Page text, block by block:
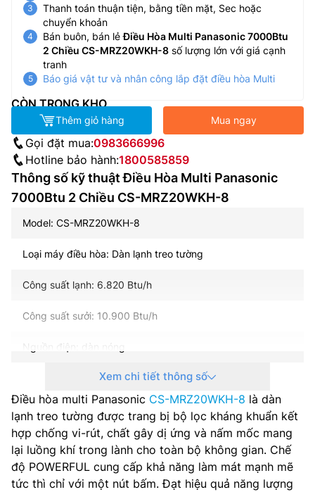
Thanh toán thuận tiện, bằng tiền mặt, Sec hoặc
chuyển khoản
Bán buôn, bán lẻĐiều Hòa Multi Panasonic 7000Btu
2 Chiều CS-MRZ20WKH-8 số lượng lớn với giá cạnh
tranh
Báo giá vật tư và nhân công lắp đặt điều hòa Multi
CÒN TRONG KHO
Thêm giỏ hàng Mua ngay
Gọi đặt mua:0983666996
Hotline bảo hành:1800585859
Thông số kỹ thuật Điều Hòa Multi Panasonic
7000Btu 2 Chiều CS-MRZ20WKH-8
Model: CS-MRZ20WKH-8
Loại máy điều hòa: Dàn lạnh treo tường
Công suất lạnh: 6.820 Btu/h
Công suất sưởi: 10.900 Btu/h
Điện năng tiêu thụ (lạnh/sưởi): 12.0/3.2 kW
Độ ồn áp suất: 27-42 dB(A)
Lưu lượng gió(lạnh/sưởi): 11.3/11.9 m3/phút
Công nghệ inverter: Có
Xem chi tiết thông số
Điều hòa multi Panasonic CS-MRZ20WKH-8 là dàn
lạnh treo tường được trang bị bộ lọc kháng khuẩn kết
hợp chống vi-rút, chất gây dị ứng và nấm mốc mang
lại luồng khí trong lành cho toàn bộ không gian. Chế
độ POWERFUL cung cấp khả năng làm mát mạnh mẽ
tức thì chỉ với một nút bấm. Đạt hiệu quả năng lượng